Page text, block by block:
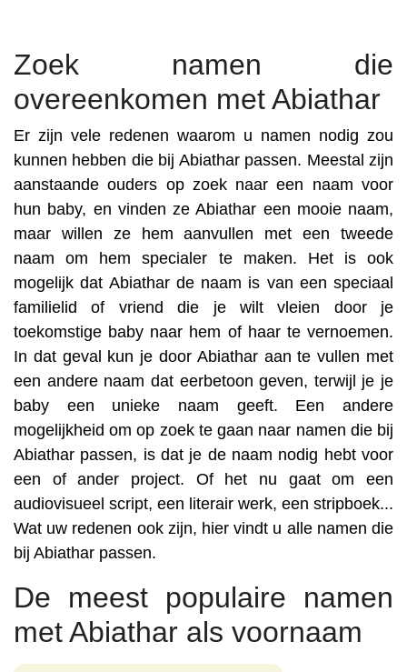
Zoek namen die
overeenkomen met Abiathar
Er zijn vele redenen waarom u namen nodig zou
kunnen hebben die bij Abiathar passen. Meestal zijn
aanstaande ouders op zoek naar een naam voor
hun baby, en vinden ze Abiathar een mooie naam,
maar willen ze hem aanvullen met een tweede
naam om hem specialer te maken. Het is ook
mogelijk dat Abiathar de naam is van een speciaal
familielid of vriend die je wilt vleien door je
toekomstige baby naar hem of haar te vernoemen.
In dat geval kun je door Abiathar aan te vullen met
een andere naam dat eerbetoon geven, terwijl je je
baby een unieke naam geeft. Een andere
mogelijkheid om op zoek te gaan naar namen die bij
Abiathar passen, is dat je de naam nodig hebt voor
een of ander project. Of het nu gaat om een
audiovisueel script, een literair werk, een stripboek...
Wat uw redenen ook zijn, hier vindt u alle namen die
bij Abiathar passen.
De meest populaire namen
met Abiathar als voornaam